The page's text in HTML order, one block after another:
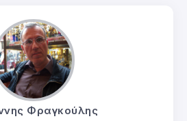
Φραγκούλης